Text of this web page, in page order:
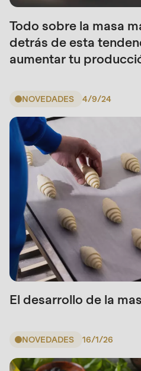
Todo sobre la masa
detrás de esta
aumentar tu
NOVEDADES 4/9/24
El desarrollo de la
NOVEDADES 16/1/26